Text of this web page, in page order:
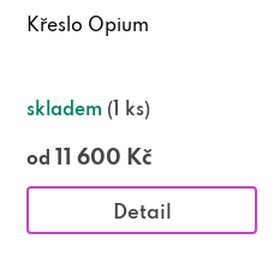
Křeslo Opium
skladem (1 ks)
od 11 600 Kč
Detail